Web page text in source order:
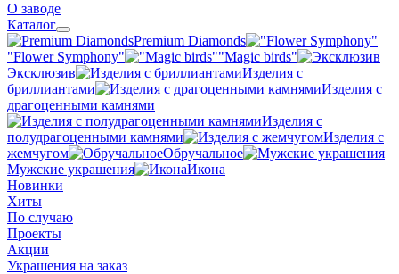
О заводе
Каталог
Premium Diamonds
"Flower Symphony"
"Magic birds"
Эксклюзив
Изделия с
бриллиантами
Изделия с
драгоценными камнями
Изделия с
полудрагоценными камнями
Изделия с
жемчугом
Обручальное
Мужские украшения
Икона
Новинки
Хиты
По случаю
Проекты
Акции
Украшения на заказ